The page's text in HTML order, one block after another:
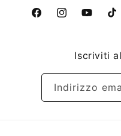
FacebookInstagramYouTube
Iscriviti
Indirizzo